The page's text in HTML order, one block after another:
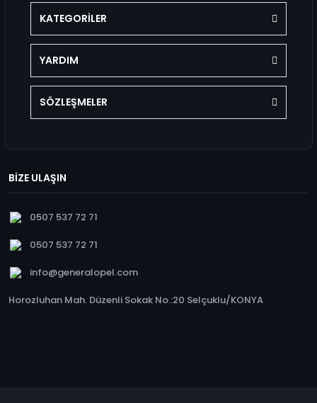
KATEGORİLER
YARDIM
SÖZLEŞMELER
BİZE ULAŞIN
0507 537 72 71
0507 537 72 71
info@generalopel.com
Horozluhan Mah. Düzenli Sokak No.:20 Selçuklu/KONYA